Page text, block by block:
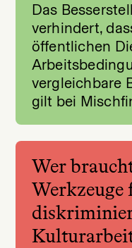
Das
verhindert,
öffentlichen
vergleichbare
gilt bei
Wer
Werkzeuge